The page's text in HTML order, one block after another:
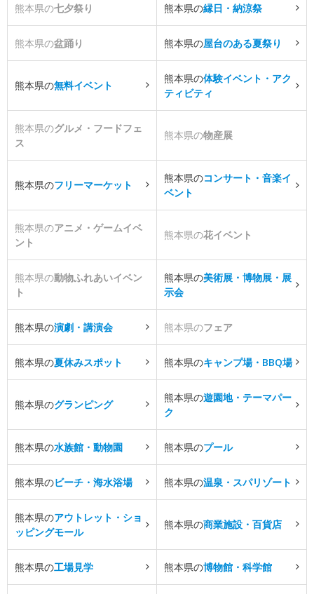
熊本県の七夕祭り 熊本県の縁日・納涼祭
熊本県の盆踊り 熊本県の屋台のある夏祭り
熊本県の無料イベント
熊本県の体験イベント・アク
ティビティ
熊本県のグルメ・フードフェ
ス
熊本県の物産展
熊本県のフリーマーケット
熊本県のコンサート・音楽イ
ベント
熊本県のアニメ・ゲームイベ
ント
熊本県の花イベント
熊本県の動物ふれあいイベン
ト
熊本県の美術展・博物展・展
示会
熊本県の演劇・講演会 熊本県のフェア
熊本県の夏休みスポット 熊本県のキャンプ場・BBQ場
熊本県のグランピング
熊本県の遊園地・テーマパー
ク
熊本県の水族館・動物園 熊本県のプール
熊本県のビーチ・海水浴場 熊本県の温泉・スパリゾート
熊本県のアウトレット・ショ
ッピングモール
熊本県の商業施設・百貨店
熊本県の工場見学 熊本県の博物館・科学館